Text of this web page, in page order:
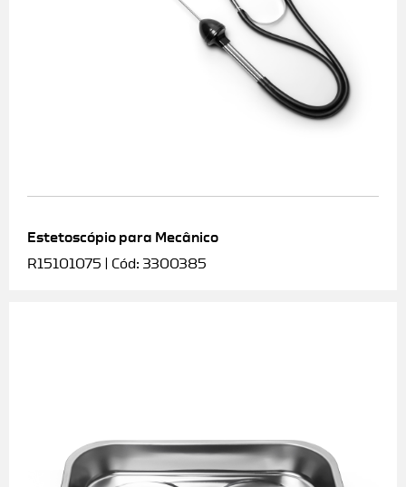
Estetoscópio para Mecânico
R15101075 | Cód: 3300385